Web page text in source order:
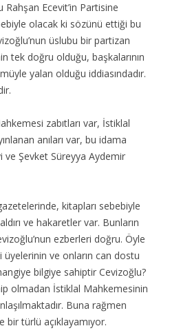
Ecevit’in Partisine
olacak ki sözünü ettiği bu
üslubu bir partizan
tek doğru olduğu, başkalarının
yalan olduğu iddiasındadır.
zabıtları var, İstiklal
anıları var, bu idama
Şevket Süreyya Aydemir
kitapları sebebiyle
ve hakaretler var. Bunların
ezberleri doğru. Öyle
ve onların can dostu
bilgiye sahiptir Cevizoğlu?
olmadan İstiklal Mahkemesinin
Buna rağmen
türlü açıklayamıyor.